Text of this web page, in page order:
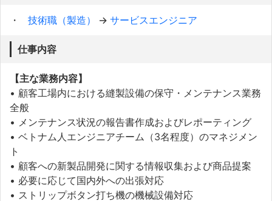
技術職（製造） → サービスエンジニア
仕事内容
【主な業務内容】
• 顧客工場内における縫製設備の保守・メンテナンス業務
全般
• メンテナンス状況の報告書作成およびレポーティング
• ベトナム人エンジニアチーム（3名程度）のマネジメン
ト
• 顧客への新製品開発に関する情報収集および商品提案
• 必要に応じて国内外への出張対応
• ストリップボタン打ち機の機械設備対応